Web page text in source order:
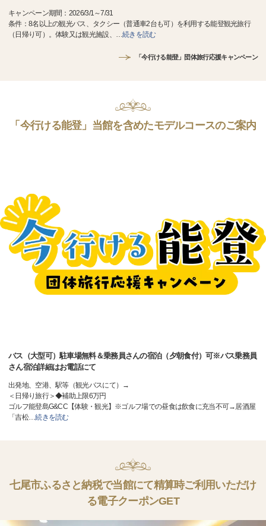
キャンペーン期間：2026/3/1～7/31
条件：8名以上の観光バス、タクシー（普通車2台も可）を利用する能登観光旅行
（日帰り可）。体験又は観光施設、 …続きを読む
「今行ける能登」団体旅行応援キャンペーン
「今行ける能登」当館を含めたモデルコースのご案内
バス（大型可）駐車場無料＆乗務員さんの宿泊（夕朝食付）可※バス乗務員
さん宿泊詳細はお電話にて
出発地、空港、駅等（観光バスにて）→
＜日帰り旅行＞◆補助上限6万円
ゴルフ能登島G&CC【体験・観光】※ゴルフ場での昼食は飲食に充当不可→居酒屋
「吉松…続きを読む
七尾市ふるさと納税で当館にて精算時ご利用いただけ
る電子クーポンGET